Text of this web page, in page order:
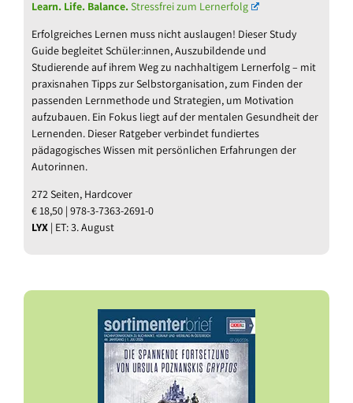
Learn. Life. Balance.Stressfrei zum Lernerfolg
Erfolgreiches Lernen muss nicht auslaugen! Dieser Study
Guide begleitet Schüler:innen, Auszubildende und
Studierende auf ihrem Weg zu nachhaltigem Lernerfolg – mit
praxisnahen Tipps zur Selbstorganisation, zum Finden der
passenden Lernmethode und Strategien, um Motivation
aufzubauen. Ein Fokus liegt auf der mentalen Gesundheit der
Lernenden. Dieser Ratgeber verbindet fundiertes
pädagogisches Wissen mit persönlichen Erfahrungen der
Autorinnen.
272 Seiten, Hardcover
€ 18,50 | 978-3-7363-2691-0
LYX | ET: 3. August